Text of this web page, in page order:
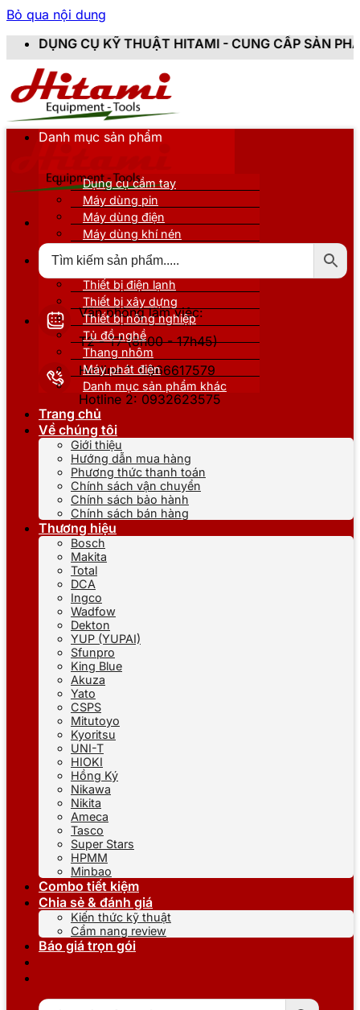
Bỏ qua nội dung
THUẬT HITAMI - CUNG CẤP SẢN PHẨM CHÍNH
Văn phòng làm việc:
T2 - T7 (8h00 - 17h45)
Hotline 1: 0866617579
Hotline 2: 0932623575
Danh mục sản phẩm
Dụng cụ cầm tay
Máy dùng pin
Máy dùng điện
Máy dùng khí nén
Thiết bị nâng đỡ
Thiết bị điện lạnh
Thiết bị xây dựng
Thiết bị nông nghiệp
Tủ đồ nghề
Thang nhôm
Máy phát điện
Danh mục sản phẩm khác
Trang chủ
Về chúng tôi
Giới thiệu
Hướng dẫn mua hàng
Phương thức thanh toán
Chính sách vận chuyển
Chính sách bảo hành
Chính sách bán hàng
Thương hiệu
Bosch
Makita
Total
DCA
Ingco
Wadfow
Dekton
YUP (YUPAI)
Sfunpro
King Blue
Akuza
Yato
CSPS
Mitutoyo
Kyoritsu
UNI-T
HIOKI
Hồng Ký
Nikawa
Nikita
Ameca
Tasco
Super Stars
HPMM
Minbao
Combo tiết kiệm
Chia sẻ & đánh giá
Kiến thức kỹ thuật
Cẩm nang review
Báo giá trọn gói